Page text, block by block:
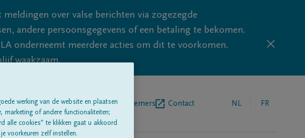
meldingen over valse berichten via zogezegde
andere persoonsgegevens of een betaling te bekomen.
onderneemt meerdere acties om dit te voorkomen.
waakzaam.
Over onsBegrafenisondernemers Contact NL FR
werking van de website en plaatsen
marketing of andere functionaliteiten;
alle cookies” te klikken gaat u akkoord
voorkeuren zelf instellen.